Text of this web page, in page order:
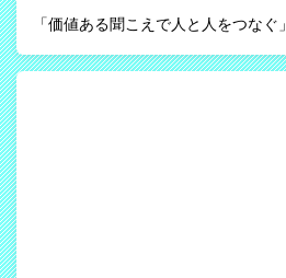
「価値ある聞こえで人と人をつなぐ」